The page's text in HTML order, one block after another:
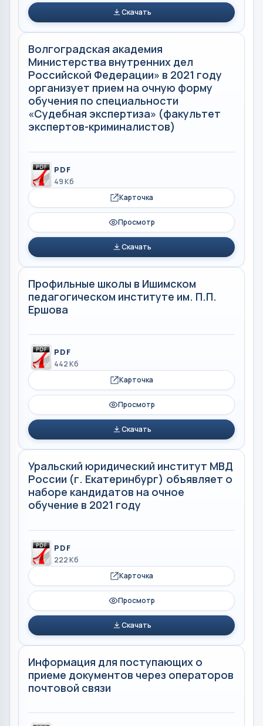
Скачать
Волгоградская академия
Министерства внутренних дел
Российской Федерации» в 2021 году
организует прием на очную форму
обучения по специальности
«Судебная экспертиза» (факультет
экспертов-криминалистов)
PDF
49 Кб
Карточка
Просмотр
Скачать
Профильные школы в Ишимском
педагогическом институте им. П.П.
Ершова
PDF
442 Кб
Карточка
Просмотр
Скачать
Уральский юридический институт МВД
России (г. Екатеринбург) объявляет о
наборе кандидатов на очное
обучение в 2021 году
PDF
222 Кб
Карточка
Просмотр
Скачать
Информация для поступающих о
приеме документов через операторов
почтовой связи